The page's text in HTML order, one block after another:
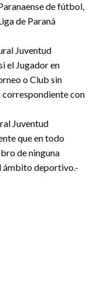
de fútbol,
de Paraná
Juventud
el Jugador en
o Club sin
con
Juventud
que en todo
de ninguna
ámbito deportivo.-